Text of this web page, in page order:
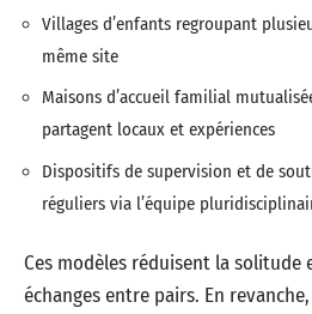
Villages d’enfants regroupant
même site
Maisons d’accueil familial
partagent locaux et expériences
Dispositifs de supervision et de
réguliers via l’équipe
Ces modèles réduisent la solitude
échanges entre pairs. En